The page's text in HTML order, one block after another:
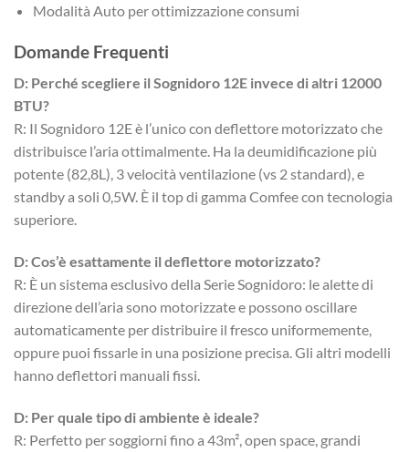
Modalità Auto per ottimizzazione consumi
Domande Frequenti
D: Perché scegliere il Sognidoro 12E invece di altri 12000
BTU?
R: Il Sognidoro 12E è l’unico con deflettore motorizzato che
distribuisce l’aria ottimalmente. Ha la deumidificazione più
potente (82,8L), 3 velocità ventilazione (vs 2 standard), e
standby a soli 0,5W. È il top di gamma Comfee con tecnologia
superiore.
D: Cos’è esattamente il deflettore motorizzato?
R: È un sistema esclusivo della Serie Sognidoro: le alette di
direzione dell’aria sono motorizzate e possono oscillare
automaticamente per distribuire il fresco uniformemente,
oppure puoi fissarle in una posizione precisa. Gli altri modelli
hanno deflettori manuali fissi.
D: Per quale tipo di ambiente è ideale?
R: Perfetto per soggiorni fino a 43m², open space, grandi